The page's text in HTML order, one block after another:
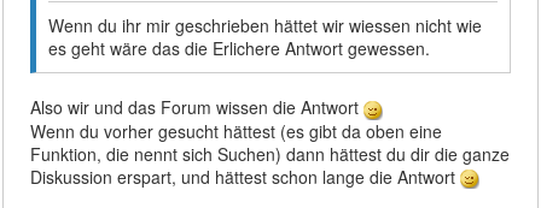
Wenn du ihr mir geschrieben hättet wir wiessen nicht wie
es geht wäre das die Erlichere Antwort gewessen.
Also wir und das Forum wissen die Antwort
Wenn du vorher gesucht hättest (es gibt da oben eine
Funktion, die nennt sich Suchen) dann hättest du dir die ganze
Diskussion erspart, und hättest schon lange die Antwort